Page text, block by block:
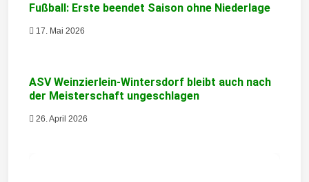
g
t
i
o
Fußball: Erste beendet Saison ohne Niederlage
17. Mai 2026
ASV Weinzierlein-Wintersdorf bleibt auch nach
der Meisterschaft ungeschlagen
26. April 2026